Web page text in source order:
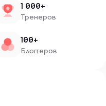
1 000+
Тренеров
100+
Блоггеров